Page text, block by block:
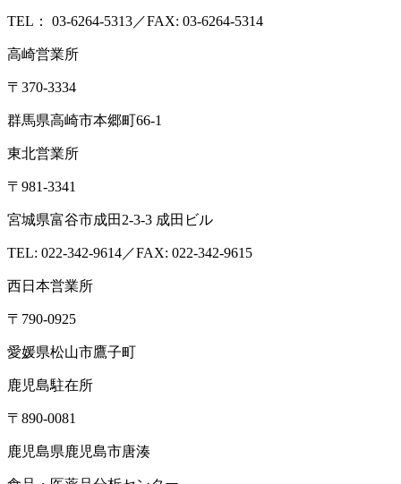
TEL： 03-6264-5313／FAX: 03-6264-5314
高崎営業所
〒370-3334
群馬県高崎市本郷町66-1
東北営業所
〒981-3341
宮城県富谷市成田2-3-3 成田ビル
TEL: 022-342-9614／FAX: 022-342-9615
西日本営業所
〒790-0925
愛媛県松山市鷹子町
鹿児島駐在所
〒890-0081
鹿児島県鹿児島市唐湊